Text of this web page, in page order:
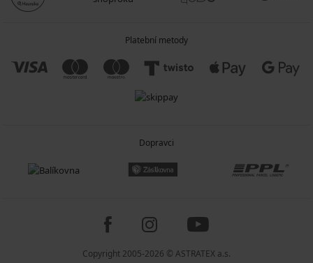
Platební metody
Dopravci
Copyright 2005-2026 © ASTRATEX a.s.